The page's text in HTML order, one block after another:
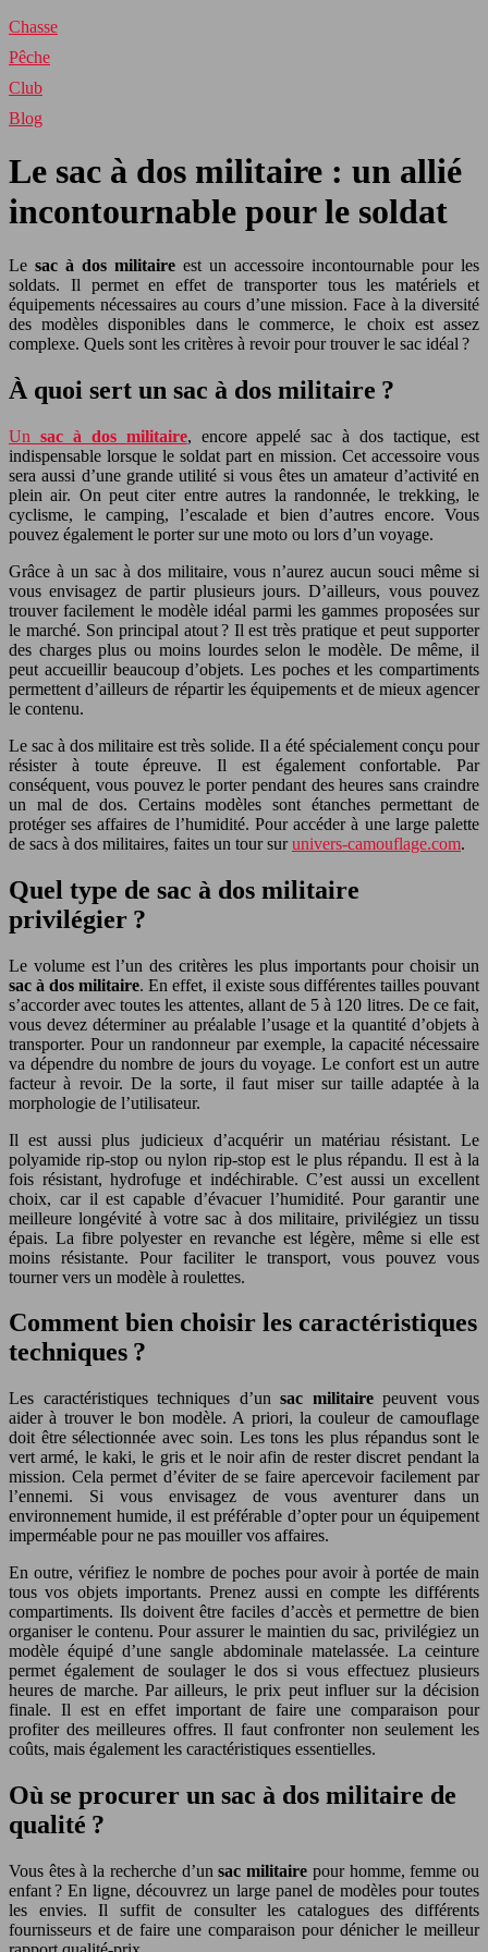
Chasse
Pêche
Club
Blog
Le sac à dos militaire : un allié
incontournable pour le soldat
Le sac à dos militaire est un accessoire incontournable pour les
soldats. Il permet en effet de transporter tous les matériels et
équipements nécessaires au cours d’une mission. Face à la diversité
des modèles disponibles dans le commerce, le choix est assez
complexe. Quels sont les critères à revoir pour trouver le sac idéal ?
À quoi sert un sac à dos militaire ?
Un sac à dos militaire, encore appelé sac à dos tactique, est
indispensable lorsque le soldat part en mission. Cet accessoire vous
sera aussi d’une grande utilité si vous êtes un amateur d’activité en
plein air. On peut citer entre autres la randonnée, le trekking, le
cyclisme, le camping, l’escalade et bien d’autres encore. Vous
pouvez également le porter sur une moto ou lors d’un voyage.
Grâce à un sac à dos militaire, vous n’aurez aucun souci même si
vous envisagez de partir plusieurs jours. D’ailleurs, vous pouvez
trouver facilement le modèle idéal parmi les gammes proposées sur
le marché. Son principal atout ? Il est très pratique et peut supporter
des charges plus ou moins lourdes selon le modèle. De même, il
peut accueillir beaucoup d’objets. Les poches et les compartiments
permettent d’ailleurs de répartir les équipements et de mieux agencer
le contenu.
Le sac à dos militaire est très solide. Il a été spécialement conçu pour
résister à toute épreuve. Il est également confortable. Par
conséquent, vous pouvez le porter pendant des heures sans craindre
un mal de dos. Certains modèles sont étanches permettant de
protéger ses affaires de l’humidité. Pour accéder à une large palette
de sacs à dos militaires, faites un tour surunivers-camouflage.com.
Quel type de sac à dos militaire
privilégier ?
Le volume est l’un des critères les plus importants pour choisir un
sac à dos militaire. En effet, il existe sous différentes tailles pouvant
s’accorder avec toutes les attentes, allant de 5 à 120 litres. De ce fait,
vous devez déterminer au préalable l’usage et la quantité d’objets à
transporter. Pour un randonneur par exemple, la capacité nécessaire
va dépendre du nombre de jours du voyage. Le confort est un autre
facteur à revoir. De la sorte, il faut miser sur taille adaptée à la
morphologie de l’utilisateur.
Il est aussi plus judicieux d’acquérir un matériau résistant. Le
polyamide rip-stop ou nylon rip-stop est le plus répandu. Il est à la
fois résistant, hydrofuge et indéchirable. C’est aussi un excellent
choix, car il est capable d’évacuer l’humidité. Pour garantir une
meilleure longévité à votre sac à dos militaire, privilégiez un tissu
épais. La fibre polyester en revanche est légère, même si elle est
moins résistante. Pour faciliter le transport, vous pouvez vous
tourner vers un modèle à roulettes.
Comment bien choisir les caractéristiques
techniques ?
Les caractéristiques techniques d’unsac militairepeuvent vous
aider à trouver le bon modèle. A priori, la couleur de camouflage
doit être sélectionnée avec soin. Les tons les plus répandus sont le
vert armé, le kaki, le gris et le noir afin de rester discret pendant la
mission. Cela permet d’éviter de se faire apercevoir facilement par
l’ennemi. Si vous envisagez de vous aventurer dans un
environnement humide, il est préférable d’opter pour un équipement
imperméable pour ne pas mouiller vos affaires.
En outre, vérifiez le nombre de poches pour avoir à portée de main
tous vos objets importants. Prenez aussi en compte les différents
compartiments. Ils doivent être faciles d’accès et permettre de bien
organiser le contenu. Pour assurer le maintien du sac, privilégiez un
modèle équipé d’une sangle abdominale matelassée. La ceinture
permet également de soulager le dos si vous effectuez plusieurs
heures de marche. Par ailleurs, le prix peut influer sur la décision
finale. Il est en effet important de faire une comparaison pour
profiter des meilleures offres. Il faut confronter non seulement les
coûts, mais également les caractéristiques essentielles.
Où se procurer un sac à dos militaire de
qualité ?
Vous êtes à la recherche d’unsac militaire pour homme, femme ou
enfant ? En ligne, découvrez un large panel de modèles pour toutes
les envies. Il suffit de consulter les catalogues des différents
fournisseurs et de faire une comparaison pour dénicher le meilleur